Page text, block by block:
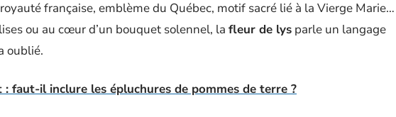
française, emblème du Québec, motif sacré lié à la Vierge Marie…
ou au cœur d’un bouquet solennel, la fleur de lys parle un langage
oublié.
: faut-il inclure les épluchures de pommes de terre ?